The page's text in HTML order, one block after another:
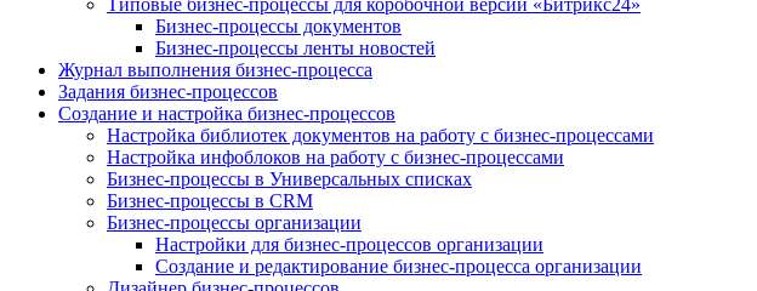
Типовые бизнес-процессы для коробочной версии «Битрикс24»
Бизнес-процессы документов
Бизнес-процессы ленты новостей
Журнал выполнения бизнес-процесса
Задания бизнес-процессов
Создание и настройка бизнес-процессов
Настройка библиотек документов на работу с бизнес-процессами
Настройка инфоблоков на работу с бизнес-процессами
Бизнес-процессы в Универсальных списках
Бизнес-процессы в CRM
Бизнес-процессы организации
Настройки для бизнес-процессов организации
Создание и редактирование бизнес-процесса организации